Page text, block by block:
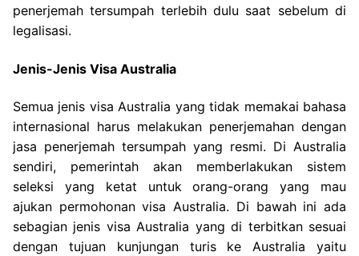
penerjemah tersumpah terlebih dulu saat sebelum di
legalisasi.
Jenis-Jenis Visa Australia
Semua jenis visa Australia yang tidak memakai bahasa
internasional harus melakukan penerjemahan dengan
jasa penerjemah tersumpah yang resmi. Di Australia
sendiri, pemerintah akan memberlakukan sistem
seleksi yang ketat untuk orang-orang yang mau
ajukan permohonan visa Australia. Di bawah ini ada
sebagian jenis visa Australia yang di terbitkan sesuai
dengan tujuan kunjungan turis ke Australia yaitu